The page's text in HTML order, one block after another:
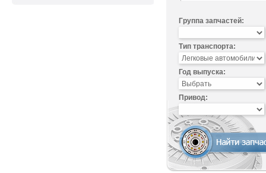
Группа запчастей:
Тип транспорта:
Год выпуска:
Привод: